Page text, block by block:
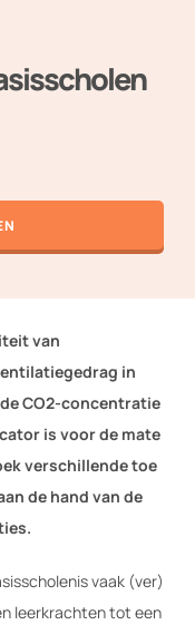
van
in
CO2-concentratie
is voor de mate
verschillende toe
de hand van de
is vaak (ver)
leerkrachten tot een